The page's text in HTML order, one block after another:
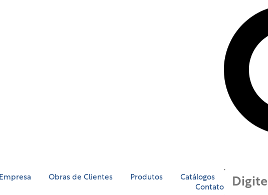
Empresa Obras de Clientes Produtos
Catálogos
Contato